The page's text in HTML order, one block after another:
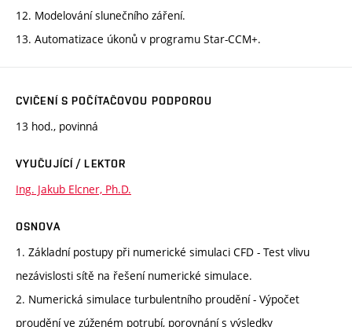
12. Modelování slunečního záření.
13. Automatizace úkonů v programu Star-CCM+.
CVIČENÍ S POČÍTAČOVOU PODPOROU
13 hod., povinná
VYUČUJÍCÍ / LEKTOR
Ing. Jakub Elcner, Ph.D.
OSNOVA
1. Základní postupy při numerické simulaci CFD - Test vlivu
nezávislosti sítě na řešení numerické simulace.
2. Numerická simulace turbulentního proudění - Výpočet
proudění ve zúženém potrubí, porovnání s výsledky